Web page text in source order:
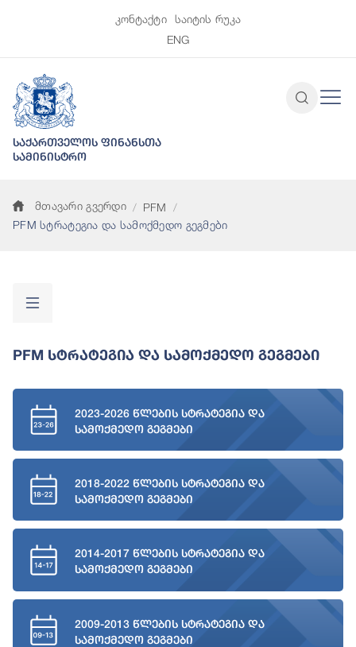
კონტაქტი
საიტის რუკა
ENG
საქართველოს ფინანსთა
სამინისტრო
მთავარი გვერდი
PFM
PFM სტრატეგია და სამოქმედო გეგმები
PFM Სტრატეგია Და Სამოქმედო Გეგმები
2023-2026 წლების სტრატეგია და
სამოქმედო გეგმები
2018-2022 წლების სტრატეგია და
სამოქმედო გეგმები
2014-2017 წლების სტრატეგია და
სამოქმედო გეგმები
2009-2013 წლების სტრატეგია და
სამოქმედო გეგმები